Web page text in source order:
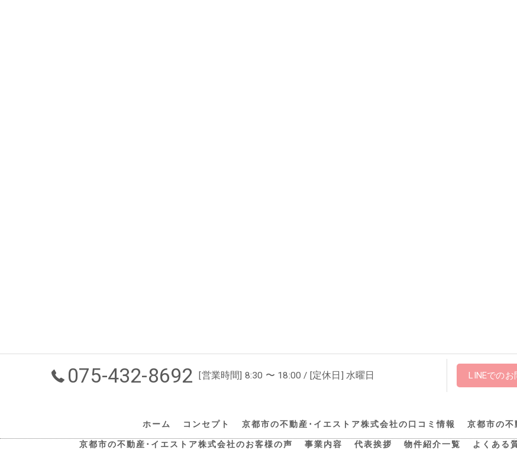
075-432-8692 [営業時間] 8:30 〜 18:00 / [定休日] 水曜日 LINEでの
ホーム コンセプト 京都市の不動産･イエストア株式会社の口コミ情報 京都市の不
京都市の不動産･イエストア株式会社のお客様の声 事業内容 代表挨拶 物件紹介一覧 よくある